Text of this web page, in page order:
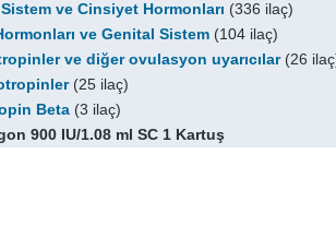
ve Cinsiyet Hormonları (336 ilaç)
ve Genital Sistem (104 ilaç)
ve diğer ovulasyon uyarıcılar(26
(25 ilaç)
Beta (3 ilaç)
900 IU/1.08 ml SC 1 Kartuş